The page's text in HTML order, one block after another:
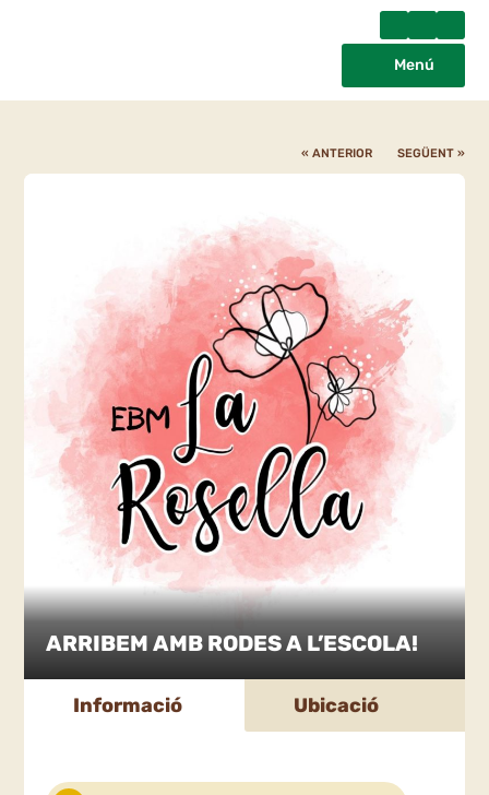
Menú
« ANTERIOR SEGÜENT »
ARRIBEM AMB RODES A L’ESCOLA!
Informació Ubicació